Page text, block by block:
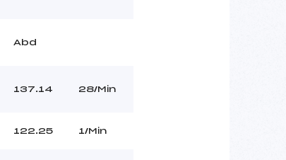
Abd
137.14 28/Min
122.25 1/Min